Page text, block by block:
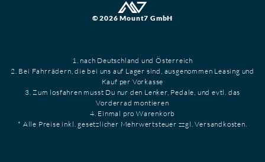
© 2026 Mount7 GmbH
1. nach Deutschland und Österreich
2. Bei Fahrrädern, die bei uns auf Lager sind, ausgenommen Leasing und
Kauf per Vorkasse
3. Zum losfahren musst Du nur den Lenker, Pedale, und evtl. das
Vorderrad montieren
4. Einmal pro Warenkorb
* Alle Preise inkl. gesetzlicher Mehrwertsteuer zzgl. Versandkosten.